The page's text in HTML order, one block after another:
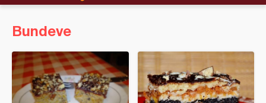
Bundeve